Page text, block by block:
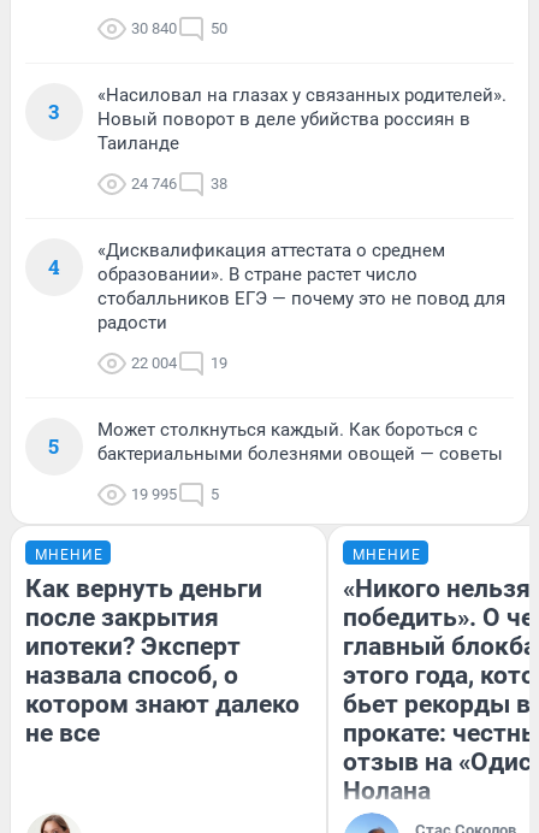
30 840 50
3
«Насиловал на глазах у связанных родителей».
Новый поворот в деле убийства россиян в
Таиланде
24 746 38
4
«Дисквалификация аттестата о среднем
образовании». В стране растет число
стобалльников ЕГЭ — почему это не повод для
радости
22 004 19
5
Может столкнуться каждый. Как бороться с
бактериальными болезнями овощей — советы
19 995 5
МНЕНИЕ
Как вернуть деньги
после закрытия
ипотеки? Эксперт
назвала способ, о
котором знают далеко
не все
МНЕНИЕ
«Никого нельзя
победить». О
главный
этого года,
бьет рекорды в
прокате:
отзыв на
Нолана